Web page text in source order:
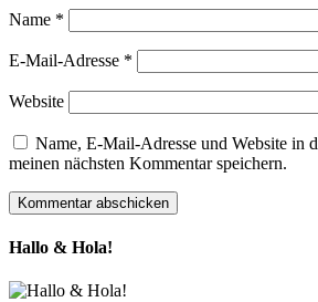
Name *
E-Mail-Adresse *
Website
Name, E-Mail-Adresse und Website in
meinen nächsten Kommentar speichern.
Hallo & Hola!